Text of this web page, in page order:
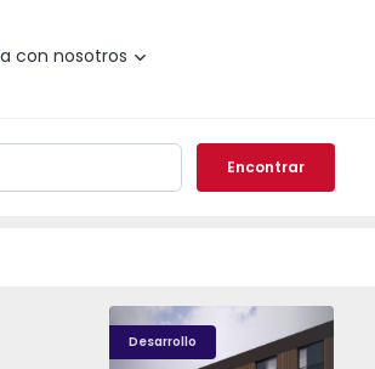
con nosotros
Encontrar
- 1575265 - 1
Desarrollo
Nova Caíde - 1